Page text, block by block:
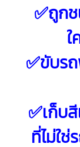
✅ถูก
ใ
✅ขับร
✅เก็บ
ที่ไม่ใ